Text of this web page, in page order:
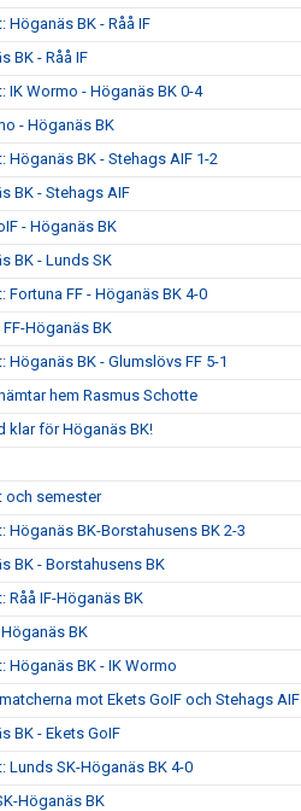
Höganäs BK - Råå IF
BK - Råå IF
IK Wormo - Höganäs BK 0-4
- Höganäs BK
Höganäs BK - Stehags AIF 1-2
BK - Stehags AIF
- Höganäs BK
BK - Lunds SK
Fortuna FF - Höganäs BK 4-0
Höganäs BK
Höganäs BK - Glumslövs FF 5-1
hem Rasmus Schotte
klar för Höganäs BK!
och semester
Höganäs BK-Borstahusens BK 2-3
BK - Borstahusens BK
Råå IF-Höganäs BK
BK
Höganäs BK - IK Wormo
mot Ekets GoIF och Stehags AIF
BK - Ekets GoIF
Lunds SK-Höganäs BK 4-0
Höganäs BK